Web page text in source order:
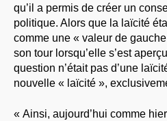
qu’il a permis de créer un
politique. Alors que la laïcité
comme une « valeur de
son tour lorsqu’elle s’est
question n’était pas d’une
nouvelle « laïcité »,
« Ainsi, aujourd’hui comme